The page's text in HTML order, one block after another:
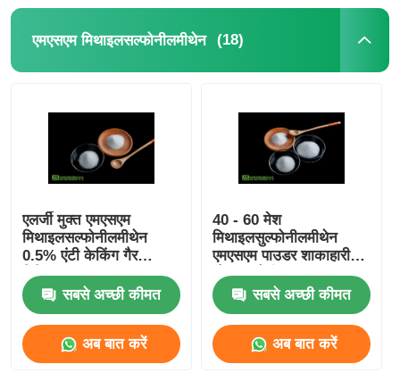
एमएसएम मिथाइलसल्फोनीलमीथेन (18)
एलर्जी मुक्त एमएसएम
मिथाइलसल्फोनीलमीथेन
0.5% एंटी केकिंग गैर
विकिरण
सबसे अच्छी कीमत
अब बात करें
40 - 60 मेश
मिथाइलसुल्फोनीलमीथेन
एमएसएम पाउडर शाकाहारी
भोजन श्रेणी
सबसे अच्छी कीमत
अब बात करें